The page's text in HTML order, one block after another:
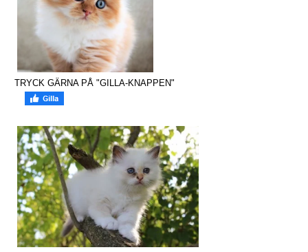
TRYCK GÄRNA PÅ "GILLA-KNAPPEN"